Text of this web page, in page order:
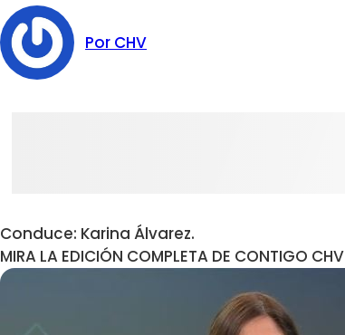
Por CHV
Conduce: Karina Álvarez.
MIRA LA EDICIÓN COMPLETA DE CONTIGO